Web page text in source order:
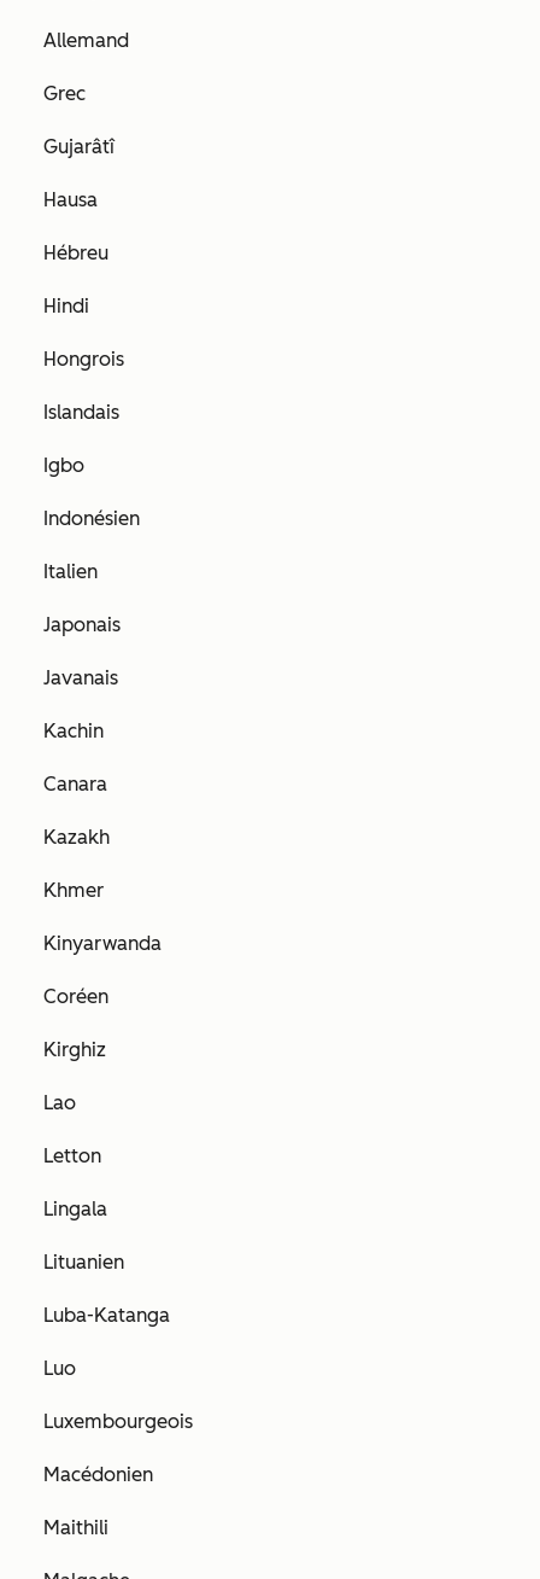
Allemand
Grec
Gujarâtî
Hausa
Hébreu
Hindi
Hongrois
Islandais
Igbo
Indonésien
Italien
Japonais
Javanais
Kachin
Canara
Kazakh
Khmer
Kinyarwanda
Coréen
Kirghiz
Lao
Letton
Lingala
Lituanien
Luba-Katanga
Luo
Luxembourgeois
Macédonien
Maithili